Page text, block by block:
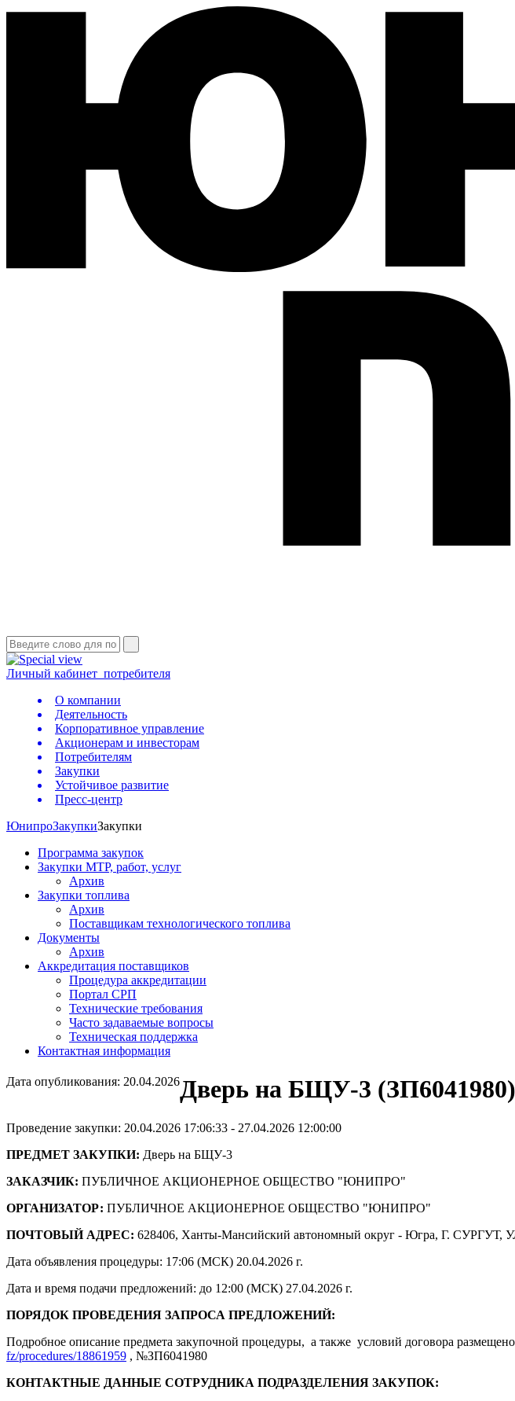
Личный кабинет потребителя
О компании
Деятельность
Корпоративное управление
Акционерам и инвесторам
Потребителям
Закупки
Устойчивое развитие
Пресс-центр
ЮнипроЗакупкиЗакупки
Программа закупок
Закупки МТР, работ, услуг
Архив
Закупки топлива
Архив
Поставщикам технологического топлива
Документы
Архив
Аккредитация поставщиков
Процедура аккредитации
Портал СРП
Технические требования
Часто задаваемые вопросы
Техническая поддержка
Контактная информация
Дата опубликования: 20.04.2026Дверь на БЩУ-3 (ЗП6041980)
Проведение закупки: 20.04.2026 17:06:33 - 27.04.2026 12:00:00
ПРЕДМЕТ ЗАКУПКИ: Дверь на БЩУ-3
ЗАКАЗЧИК: ПУБЛИЧНОЕ АКЦИОНЕРНОЕ ОБЩЕСТВО "ЮНИПРО"
ОРГАНИЗАТОР: ПУБЛИЧНОЕ АКЦИОНЕРНОЕ ОБЩЕСТВО "ЮНИПРО"
ПОЧТОВЫЙ АДРЕС: 628406, Ханты-Мансийский автономный округ - Югра, Г.
Дата объявления процедуры: 17:06 (МСК) 20.04.2026 г.
Дата и время подачи предложений: до 12:00 (МСК) 27.04.2026 г.
ПОРЯДОК ПРОВЕДЕНИЯ ЗАПРОСА ПРЕДЛОЖЕНИЙ:
Подробное описание предмета закупочной процедуры, а также условий договора
fz/procedures/18861959 , №ЗП6041980
КОНТАКТНЫЕ ДАННЫЕ СОТРУДНИКА ПОДРАЗДЕЛЕНИЯ ЗАКУПОК: